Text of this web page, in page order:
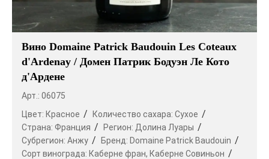
Вино Domaine Patrick Baudouin Les Coteaux
d'Ardenay / Домен Патрик Бодуэн Ле Кото
д'Ардене
Арт.: 06075
Цвет: Красное Количество сахара: Сухое
Страна: Франция Регион: Долина Луары
Субрегион: Анжу Бренд: Domaine Patrick Baudouin
Сорт винограда: Каберне фран, Каберне Совиньон